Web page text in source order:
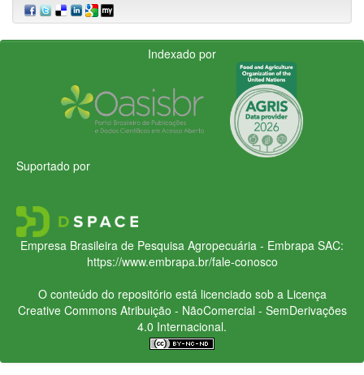
Indexado por
Suportado por
Empresa Brasileira de Pesquisa Agropecuária - Embrapa SAC:
https://www.embrapa.br/fale-conosco
O conteúdo do repositório está licenciado sob a Licença
Creative CommonsAtribuição - NãoComercial - SemDerivações
4.0 Internacional.